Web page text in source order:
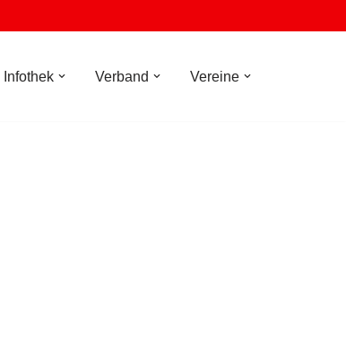
Infothek Verband Vereine